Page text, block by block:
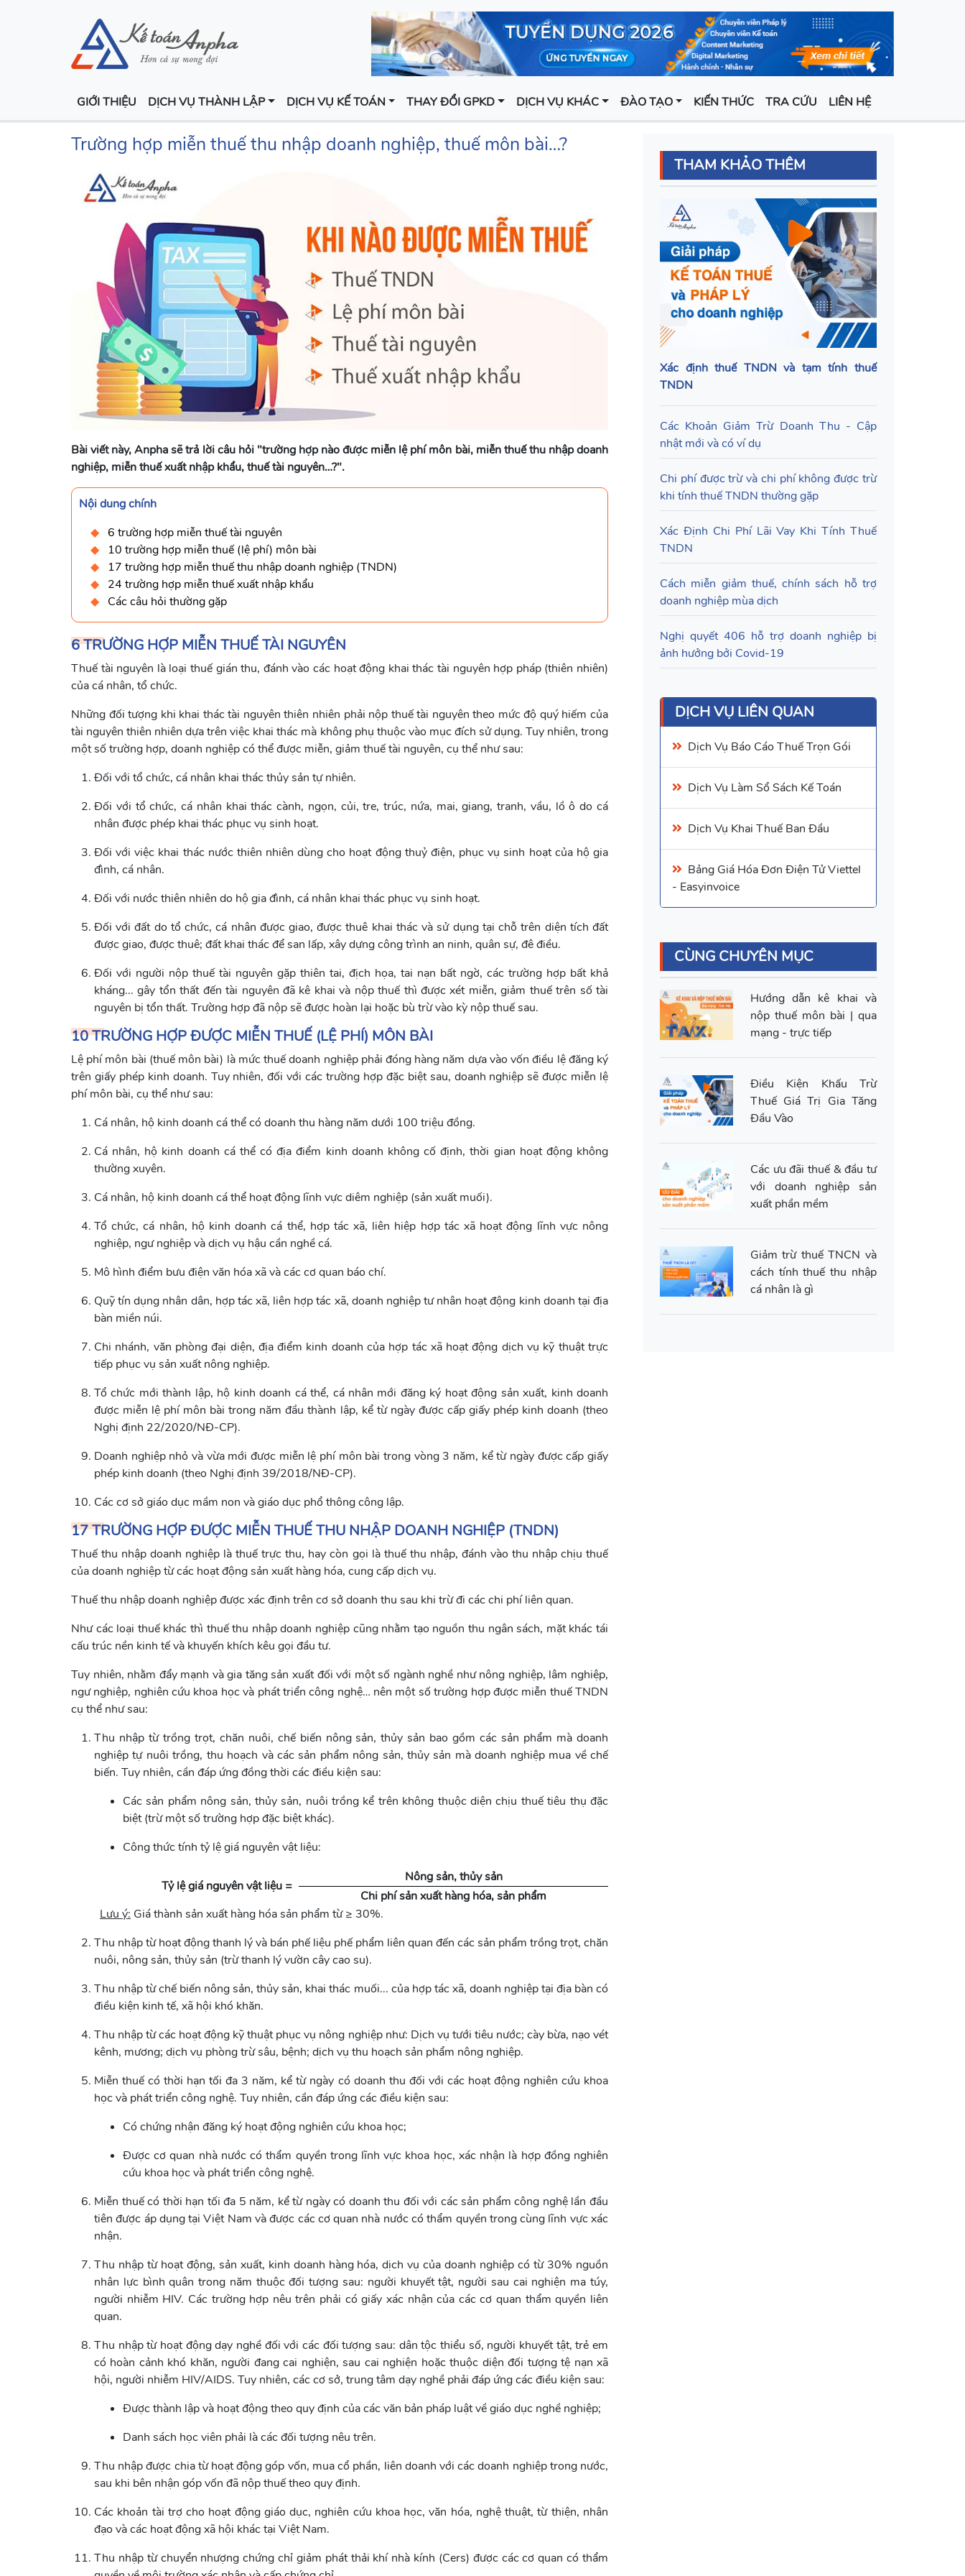
GIỚI THIỆU DỊCH VỤ THÀNH LẬP DỊCH VỤ KẾ TOÁN THAY ĐỔI GPKD DỊCH VỤ KHÁC ĐÀO TẠO KIẾN THỨC TRA CỨU LIÊN HỆ
Trường hợp miễn thuế thu nhập doanh nghiệp, thuế môn bài…?
Bài viết này, Anpha sẽ trả lời câu hỏi "trường hợp nào được miễn lệ phí môn bài, miễn thuế thu nhập doanh
nghiệp, miễn thuế xuất nhập khẩu, thuế tài nguyên…?".
Nội dung chính
6 trường hợp miễn thuế tài nguyên
10 trường hợp miễn thuế (lệ phí) môn bài
17 trường hợp miễn thuế thu nhập doanh nghiệp (TNDN)
24 trường hợp miễn thuế xuất nhập khẩu
Các câu hỏi thường gặp
6 TRƯỜNG HỢP MIỄN THUẾ TÀI NGUYÊN
Thuế tài nguyên là loại thuế gián thu, đánh vào các hoạt động khai thác tài nguyên hợp pháp (thiên nhiên)
của cá nhân, tổ chức.
Những đối tượng khi khai thác tài nguyên thiên nhiên phải nộp thuế tài nguyên theo mức độ quý hiếm của
tài nguyên thiên nhiên dựa trên việc khai thác mà không phụ thuộc vào mục đích sử dụng. Tuy nhiên, trong
một số trường hợp, doanh nghiệp có thể được miễn, giảm thuế tài nguyên, cụ thể như sau:
Đối với tổ chức, cá nhân khai thác thủy sản tự nhiên.
Đối với tổ chức, cá nhân khai thác cành, ngọn, củi, tre, trúc, nứa, mai, giang, tranh, vầu, lồ ô do cá
nhân được phép khai thác phục vụ sinh hoạt.
Đối với việc khai thác nước thiên nhiên dùng cho hoạt động thuỷ điện, phục vụ sinh hoạt của hộ gia
đình, cá nhân.
Đối với nước thiên nhiên do hộ gia đình, cá nhân khai thác phục vụ sinh hoạt.
Đối với đất do tổ chức, cá nhân được giao, được thuê khai thác và sử dụng tại chỗ trên diện tích đất
được giao, được thuê; đất khai thác để san lấp, xây dựng công trình an ninh, quân sự, đê điều.
Đối với người nộp thuế tài nguyên gặp thiên tai, địch họa, tai nạn bất ngờ, các trường hợp bất khả
kháng... gây tổn thất đến tài nguyên đã kê khai và nộp thuế thì được xét miễn, giảm thuế trên số tài
nguyên bị tổn thất. Trường hợp đã nộp sẽ được hoàn lại hoặc bù trừ vào kỳ nộp thuế sau.
10 TRƯỜNG HỢP ĐƯỢC MIỄN THUẾ (LỆ PHÍ) MÔN BÀI
Lệ phí môn bài (thuế môn bài) là mức thuế doanh nghiệp phải đóng hàng năm dựa vào vốn điều lệ đăng ký
trên giấy phép kinh doanh. Tuy nhiên, đối với các trường hợp đặc biệt sau, doanh nghiệp sẽ được miễn lệ
phí môn bài, cụ thể như sau:
Cá nhân, hộ kinh doanh cá thể có doanh thu hàng năm dưới 100 triệu đồng.
Cá nhân, hộ kinh doanh cá thể có địa điểm kinh doanh không cố định, thời gian hoạt động không
thường xuyên.
Cá nhân, hộ kinh doanh cá thể hoạt động lĩnh vực diêm nghiệp (sản xuất muối).
Tổ chức, cá nhân, hộ kinh doanh cá thể, hợp tác xã, liên hiệp hợp tác xã hoạt động lĩnh vực nông
nghiệp, ngư nghiệp và dịch vụ hậu cần nghề cá.
Mô hình điểm bưu điện văn hóa xã và các cơ quan báo chí.
Quỹ tín dụng nhân dân, hợp tác xã, liên hợp tác xã, doanh nghiệp tư nhân hoạt động kinh doanh tại địa
bàn miền núi.
Chi nhánh, văn phòng đại diện, địa điểm kinh doanh của hợp tác xã hoạt động dịch vụ kỹ thuật trực
tiếp phục vụ sản xuất nông nghiệp.
Tổ chức mới thành lập, hộ kinh doanh cá thể, cá nhân mới đăng ký hoạt động sản xuất, kinh doanh
được miễn lệ phí môn bài trong năm đầu thành lập, kể từ ngày được cấp giấy phép kinh doanh (theo
Nghị định 22/2020/NĐ-CP).
Doanh nghiệp nhỏ và vừa mới được miễn lệ phí môn bài trong vòng 3 năm, kể từ ngày được cấp giấy
phép kinh doanh (theo Nghị định 39/2018/NĐ-CP).
Các cơ sở giáo dục mầm non và giáo dục phổ thông công lập.
17 TRƯỜNG HỢP ĐƯỢC MIỄN THUẾ THU NHẬP DOANH NGHIỆP (TNDN)
Thuế thu nhập doanh nghiệp là thuế trực thu, hay còn gọi là thuế thu nhập, đánh vào thu nhập chịu thuế
của doanh nghiệp từ các hoạt động sản xuất hàng hóa, cung cấp dịch vụ.
Thuế thu nhập doanh nghiệp được xác định trên cơ sở doanh thu sau khi trừ đi các chi phí liên quan.
Như các loại thuế khác thì thuế thu nhập doanh nghiệp cũng nhằm tạo nguồn thu ngân sách, mặt khác tái
cấu trúc nền kinh tế và khuyến khích kêu gọi đầu tư.
Tuy nhiên, nhằm đẩy mạnh và gia tăng sản xuất đối với một số ngành nghề như nông nghiệp, lâm nghiệp,
ngư nghiệp, nghiên cứu khoa học và phát triển công nghệ… nên một số trường hợp được miễn thuế TNDN
cụ thể như sau:
Thu nhập từ trồng trọt, chăn nuôi, chế biến nông sản, thủy sản bao gồm các sản phẩm mà doanh
nghiệp tự nuôi trồng, thu hoạch và các sản phẩm nông sản, thủy sản mà doanh nghiệp mua về chế
biến. Tuy nhiên, cần đáp ứng đồng thời các điều kiện sau:
Các sản phẩm nông sản, thủy sản, nuôi trồng kể trên không thuộc diện chịu thuế tiêu thụ đặc
biệt (trừ một số trường hợp đặc biệt khác).
Công thức tính tỷ lệ giá nguyên vật liệu:
Tỷ lệ giá nguyên vật liệu =
Nông sản, thủy sản
Chi phí sản xuất hàng hóa, sản phẩm
Lưu ý: Giá thành sản xuất hàng hóa sản phẩm từ ≥ 30%.
Thu nhập từ hoạt động thanh lý và bán phế liệu phế phẩm liên quan đến các sản phẩm trồng trọt, chăn
nuôi, nông sản, thủy sản (trừ thanh lý vườn cây cao su).
Thu nhập từ chế biến nông sản, thủy sản, khai thác muối... của hợp tác xã, doanh nghiệp tại địa bàn có
điều kiện kinh tế, xã hội khó khăn.
Thu nhập từ các hoạt động kỹ thuật phục vụ nông nghiệp như: Dịch vụ tưới tiêu nước; cày bừa, nạo vét
kênh, mương; dịch vụ phòng trừ sâu, bệnh; dịch vụ thu hoạch sản phẩm nông nghiệp.
Miễn thuế có thời hạn tối đa 3 năm, kể từ ngày có doanh thu đối với các hoạt động nghiên cứu khoa
học và phát triển công nghệ. Tuy nhiên, cần đáp ứng các điều kiện sau:
Có chứng nhận đăng ký hoạt động nghiên cứu khoa học;
Được cơ quan nhà nước có thẩm quyền trong lĩnh vực khoa học, xác nhận là hợp đồng nghiên
cứu khoa học và phát triển công nghệ.
Miễn thuế có thời hạn tối đa 5 năm, kể từ ngày có doanh thu đối với các sản phẩm công nghệ lần đầu
tiên được áp dụng tại Việt Nam và được các cơ quan nhà nước có thẩm quyền trong cùng lĩnh vực xác
nhận.
Thu nhập từ hoạt động, sản xuất, kinh doanh hàng hóa, dịch vụ của doanh nghiệp có từ 30% nguồn
nhân lực bình quân trong năm thuộc đối tượng sau: người khuyết tật, người sau cai nghiện ma túy,
người nhiễm HIV. Các trường hợp nêu trên phải có giấy xác nhận của các cơ quan thẩm quyền liên
quan.
Thu nhập từ hoạt động dạy nghề đối với các đối tượng sau: dân tộc thiểu số, người khuyết tật, trẻ em
có hoàn cảnh khó khăn, người đang cai nghiện, sau cai nghiện hoặc thuộc diện đối tượng tệ nạn xã
hội, người nhiễm HIV/AIDS. Tuy nhiên, các cơ sở, trung tâm dạy nghề phải đáp ứng các điều kiện sau:
Được thành lập và hoạt động theo quy định của các văn bản pháp luật về giáo dục nghề nghiệp;
Danh sách học viên phải là các đối tượng nêu trên.
Thu nhập được chia từ hoạt động góp vốn, mua cổ phần, liên doanh với các doanh nghiệp trong nước,
sau khi bên nhận góp vốn đã nộp thuế theo quy định.
Các khoản tài trợ cho hoạt động giáo dục, nghiên cứu khoa học, văn hóa, nghệ thuật, từ thiện, nhân
đạo và các hoạt động xã hội khác tại Việt Nam.
Thu nhập từ chuyển nhượng chứng chỉ giảm phát thải khí nhà kính (Cers) được các cơ quan có thẩm
THAM KHẢO THÊM
Xác định thuế TNDN và tạm tính thuế
TNDN
Các Khoản Giảm Trừ Doanh Thu - Cập
nhật mới và có ví dụ
Chi phí được trừ và chi phí không được trừ
khi tính thuế TNDN thường gặp
Xác Định Chi Phí Lãi Vay Khi Tính Thuế
TNDN
Cách miễn giảm thuế, chính sách hỗ trợ
doanh nghiệp mùa dịch
Nghị quyết 406 hỗ trợ doanh nghiệp bị
ảnh hưởng bởi Covid-19
DỊCH VỤ LIÊN QUAN
Dịch Vụ Báo Cáo ThuếTrọn Gói
Dịch Vụ Làm Sổ Sách Kế Toán
Dịch Vụ Khai Thuế Ban Đầu
Bảng Giá Hóa Đơn Điện Tử Viettel
- Easyinvoice
CÙNG CHUYÊN MỤC
Hướng dẫn kê khai và
nộp thuế môn bài | qua
mạng - trực tiếp
Điều Kiện Khấu Trừ
Thuế Giá Trị Gia Tăng
Đầu Vào
Các ưu đãi thuế & đầu tư
với doanh nghiệp sản
xuất phần mềm
Giảm trừ thuế TNCN và
cách tính thuế thu nhập
cá nhân là gì